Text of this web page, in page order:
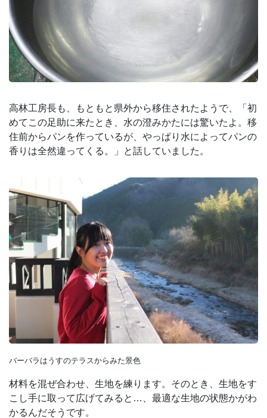
高林工房長も、もともと県外から移住されたようで、「初
めてこの足助に来たとき、水の澄みかたには驚いたよ。移
住前からパンを作っているが、やっぱり水によってパンの
香りは全然違ってくる。」と話していました。
バーバラはうすのテラスからみた景色
材料を混ぜ合わせ、生地を練ります。そのとき、生地をす
こし手に取って広げてみると…、最適な生地の状態かがわ
かるんだそうです。